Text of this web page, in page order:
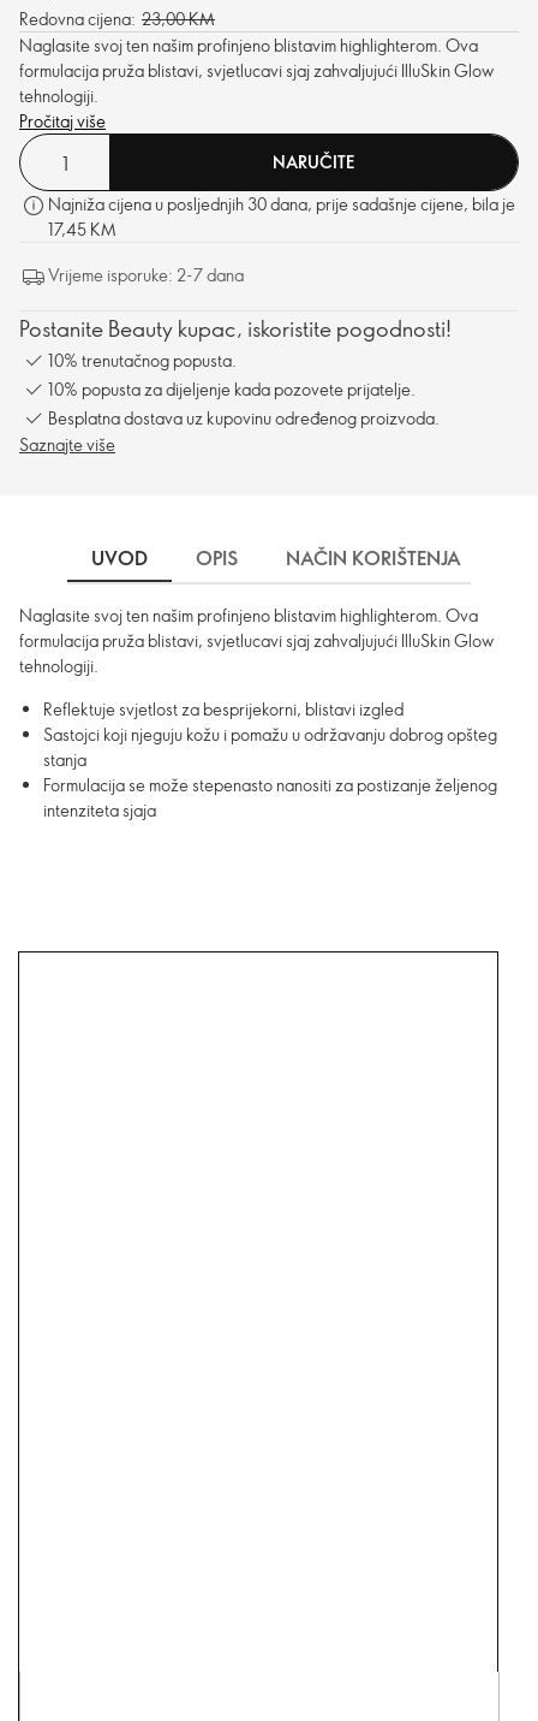
Redovna cijena: 23,00 KM
Naglasite svoj ten našim profinjeno blistavim highlighterom. Ova
formulacija pruža blistavi, svjetlucavi sjaj zahvaljujući IlluSkin Glow
tehnologiji.
Pročitaj više
NARUČITE
Najniža cijena u posljednjih 30 dana, prije sadašnje cijene, bila je
17,45 KM
Vrijeme isporuke: 2-7 dana
Postanite Beauty kupac, iskoristite pogodnosti!
10% trenutačnog popusta.
10% popusta za dijeljenje kada pozovete prijatelje.
Besplatna dostava uz kupovinu određenog proizvoda.
Saznajte više
UVOD OPIS NAČIN KORIŠTENJA
Naglasite svoj ten našim profinjeno blistavim highlighterom. Ova
formulacija pruža blistavi, svjetlucavi sjaj zahvaljujući IlluSkin Glow
tehnologiji.
Reflektuje svjetlost za besprijekorni, blistavi izgled
Sastojci koji njeguju kožu i pomažu u održavanju dobrog opšteg
stanja
Formulacija se može stepenasto nanositi za postizanje željenog
intenziteta sjaja